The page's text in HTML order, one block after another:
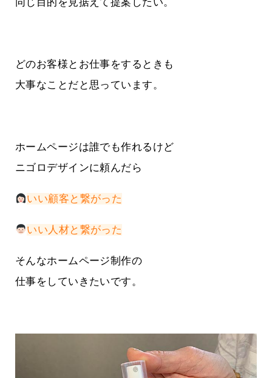
どのお客様とお仕事をするときも
大事なことだと思っています。
ホームページは誰でも作れるけど
ニゴロデザインに頼んだら
いい顧客と繋がった
いい人材と繋がった
そんなホームページ制作の
仕事をしていきたいです。